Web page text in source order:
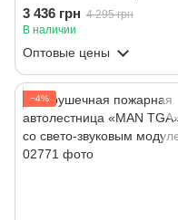
полицейским и
аксессуарами
3 436 грн 4 295 грн
В наличии
Оптовые цены
−4%